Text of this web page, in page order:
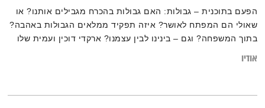
הפעם בתוכנית – גבולות: האם גבולות בהכרח מגבילים אותנו? או
שאולי הם המפתח לאושר? איזה תפקיד ממלאים הגבולות באהבה?
בתוך המשפחה? וגם – בינינו לבין עצמנו? ארקדי דוכין ועמית שלו
אודיו